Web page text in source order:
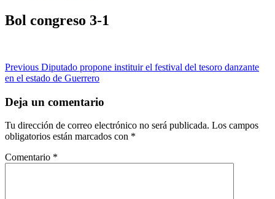
Bol congreso 3-1
Post
navigation
Previous Diputado propone instituir el festival del tesoro danzante
en el estado de Guerrero
Deja un comentario
Tu dirección de correo electrónico no será publicada. Los campos
obligatorios están marcados con *
Comentario *